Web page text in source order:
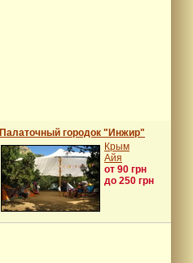
Палаточный городок "Инжир"
Крым
Айя
от 90 грн
до 250 грн